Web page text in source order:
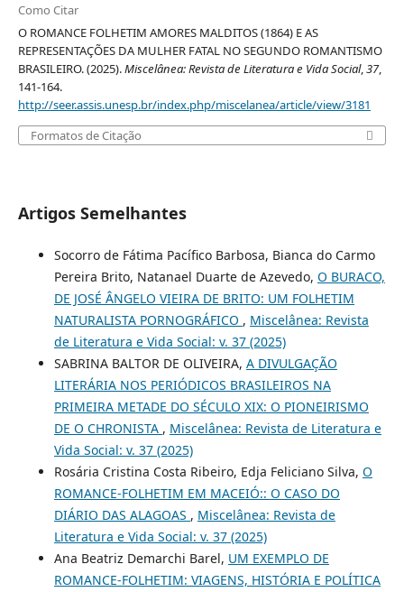
Como Citar
O ROMANCE FOLHETIM AMORES MALDITOS (1864) E AS
REPRESENTAÇÕES DA MULHER FATAL NO SEGUNDO ROMANTISMO
BRASILEIRO. (2025).Miscelânea: Revista de Literatura e Vida Social,37,
141-164.
http://seer.assis.unesp.br/index.php/miscelanea/article/view/3181
Formatos de Citação
Artigos Semelhantes
Socorro de Fátima Pacífico Barbosa, Bianca do Carmo
Pereira Brito, Natanael Duarte de Azevedo, O BURACO,
DE JOSÉ ÂNGELO VIEIRA DE BRITO: UM FOLHETIM
NATURALISTA PORNOGRÁFICO , Miscelânea: Revista
de Literatura e Vida Social: v. 37 (2025)
SABRINA BALTOR DE OLIVEIRA, A DIVULGAÇÃO
LITERÁRIA NOS PERIÓDICOS BRASILEIROS NA
PRIMEIRA METADE DO SÉCULO XIX: O PIONEIRISMO
DE O CHRONISTA , Miscelânea: Revista de Literatura e
Vida Social: v. 37 (2025)
Rosária Cristina Costa Ribeiro, Edja Feliciano Silva, O
ROMANCE-FOLHETIM EM MACEIÓ:: O CASO DO
DIÁRIO DAS ALAGOAS , Miscelânea: Revista de
Literatura e Vida Social: v. 37 (2025)
Ana Beatriz Demarchi Barel, UM EXEMPLO DE
ROMANCE-FOLHETIM: VIAGENS, HISTÓRIA E POLÍTICA